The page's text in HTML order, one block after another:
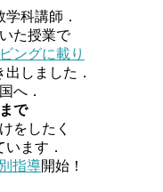
科講師．
た授業で
ングに載り
しました．
へ．
で
をしたく
ます．
指導開始！